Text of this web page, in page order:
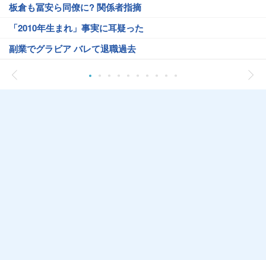
板倉も冨安ら同僚に? 関係者指摘
「2010年生まれ」事実に耳疑った
副業でグラビア バレて退職過去